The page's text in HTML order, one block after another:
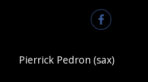
Pierrick Pedron (sax)